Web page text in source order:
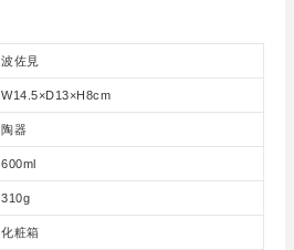
波佐見
W14.5×D13×H8cm
陶器
600ml
310g
化粧箱